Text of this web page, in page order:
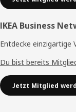
IKEA Business
Entdecke einzigartige
Du bist bereits
Jetzt Mitglied